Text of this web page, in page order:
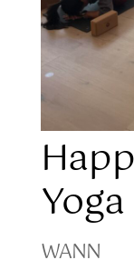
Yoga
WANN